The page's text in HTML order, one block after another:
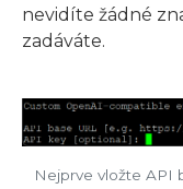
nevidíte žádné
zadáváte.
Nejprve vložte API